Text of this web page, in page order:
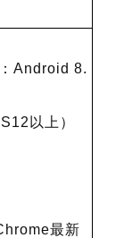
： Android 8.
以上）
最新